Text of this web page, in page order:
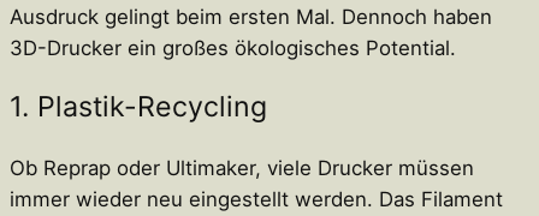
Ausdruck gelingt beim ersten Mal. Dennoch haben
3D-Drucker ein großes ökologisches Potential.
1. Plastik-Recycling
Ob Reprap oder Ultimaker, viele Drucker müssen
immer wieder neu eingestellt werden. Das Filament